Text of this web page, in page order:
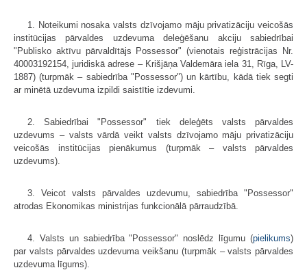
1. Noteikumi nosaka valsts dzīvojamo māju privatizāciju veicošās
institūcijas pārvaldes uzdevuma deleģēšanu akciju sabiedrībai
"Publisko aktīvu pārvaldītājs Possessor" (vienotais reģistrācijas Nr.
40003192154, juridiskā adrese – Krišjāņa Valdemāra iela 31, Rīga, LV-
1887) (turpmāk – sabiedrība "Possessor") un kārtību, kādā tiek segti
ar minētā uzdevuma izpildi saistītie izdevumi.
2. Sabiedrībai "Possessor" tiek deleģēts valsts pārvaldes
uzdevums – valsts vārdā veikt valsts dzīvojamo māju privatizāciju
veicošās institūcijas pienākumus (turpmāk – valsts pārvaldes
uzdevums).
3. Veicot valsts pārvaldes uzdevumu, sabiedrība "Possessor"
atrodas Ekonomikas ministrijas funkcionālā pārraudzībā.
4. Valsts un sabiedrība "Possessor" noslēdz līgumu (pielikums)
par valsts pārvaldes uzdevuma veikšanu (turpmāk – valsts pārvaldes
uzdevuma līgums).